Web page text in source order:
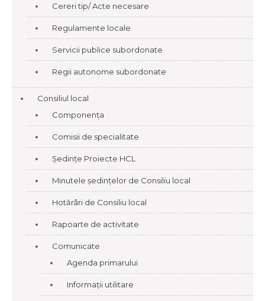
Cereri tip/ Acte necesare
Regulamente locale
Servicii publice subordonate
Regii autonome subordonate
Consiliul local
Componența
Comisii de specialitate
Ședințe Proiecte HCL
Minutele ședințelor de Consiliu local
Hotărâri de Consiliu local
Rapoarte de activitate
Comunicate
Agenda primarului
Informații utilitare